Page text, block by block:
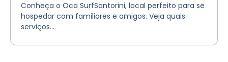
Conheça o Oca SurfSantorini, local perfeito para se
hospedar com familiares e amigos. Veja quais
serviços...